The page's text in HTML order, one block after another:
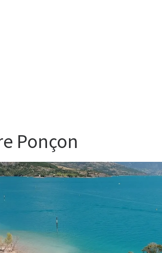
en 2
Ponçon